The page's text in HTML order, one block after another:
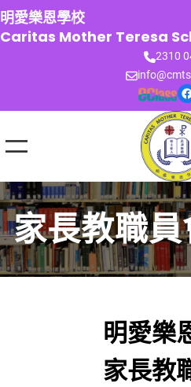
跳
至
主
明愛樂恩學校
Caritas Mother Teresa
2310
Facebook
家長教職
明愛樂
家長教